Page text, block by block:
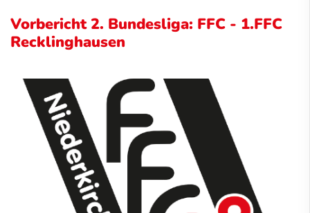
Vorbericht 2. Bundesliga: FFC - 1.FFC
Recklinghausen